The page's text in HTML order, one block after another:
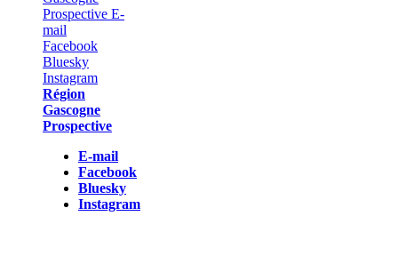
Région
Gascogne
Prospective
E-mail
Facebook
Bluesky
Instagram